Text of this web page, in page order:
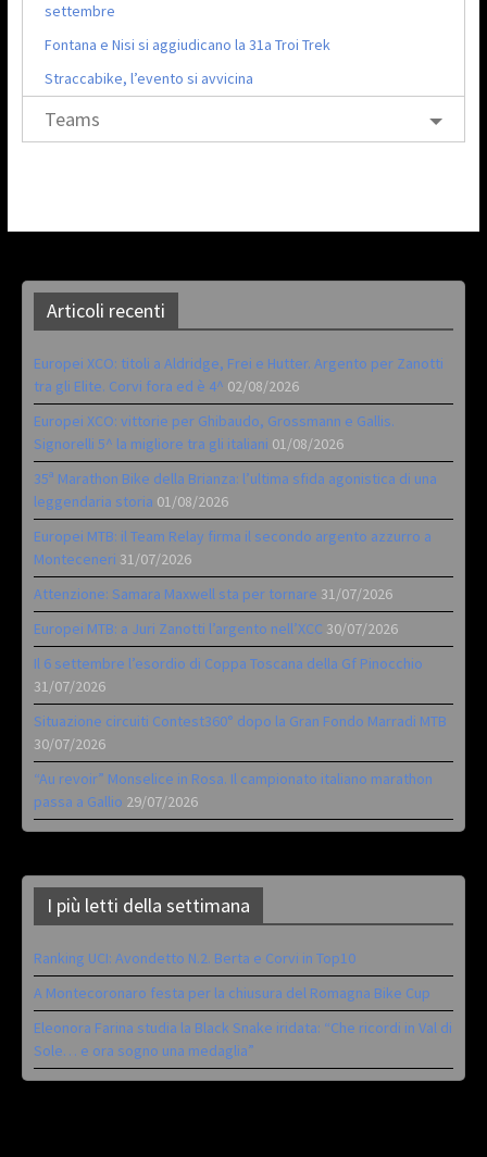
settembre
Fontana e Nisi si aggiudicano la 31a Troi Trek
Straccabike, l’evento si avvicina
Teams
Articoli recenti
Europei XCO: titoli a Aldridge, Frei e Hutter. Argento per Zanotti
tra gli Elite. Corvi fora ed è 4^ 02/08/2026
Europei XCO: vittorie per Ghibaudo, Grossmann e Gallis.
Signorelli 5^ la migliore tra gli italiani 01/08/2026
35ª Marathon Bike della Brianza: l’ultima sfida agonistica di una
leggendaria storia 01/08/2026
Europei MTB: il Team Relay firma il secondo argento azzurro a
Monteceneri 31/07/2026
Attenzione: Samara Maxwell sta per tornare 31/07/2026
Europei MTB: a Juri Zanotti l’argento nell’XCC 30/07/2026
Il 6 settembre l’esordio di Coppa Toscana della Gf Pinocchio
31/07/2026
Situazione circuiti Contest360° dopo la Gran Fondo Marradi MTB
30/07/2026
“Au revoir” Monselice in Rosa. Il campionato italiano marathon
passa a Gallio 29/07/2026
I più letti della settimana
Ranking UCI: Avondetto N.2. Berta e Corvi in Top10
A Montecoronaro festa per la chiusura del Romagna Bike Cup
Eleonora Farina studia la Black Snake iridata: “Che ricordi in Val di
Sole… e ora sogno una medaglia”